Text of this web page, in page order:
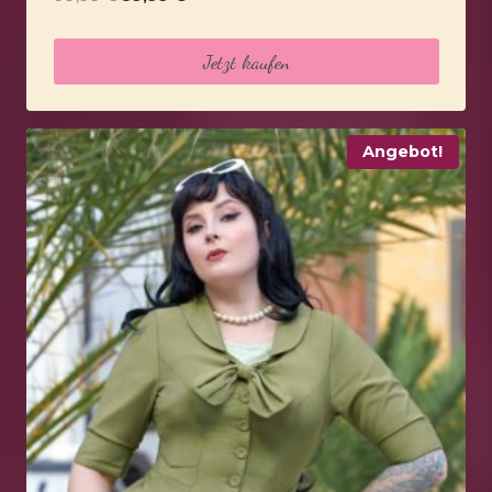
war:
ist:
59,99 €.
Jetzt kaufen
Angebot!